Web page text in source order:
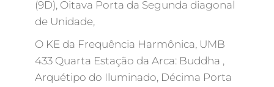
(9D), Oitava Porta da Segunda diagonal
de Unidade,
O KE da Frequência Harmônica, UMB
433 Quarta Estação da Arca: Buddha ,
Arquétipo do Iluminado, Décima Porta